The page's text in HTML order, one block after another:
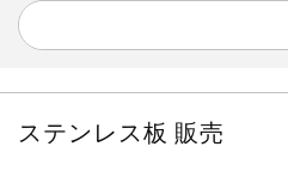
ステンレス板 販売